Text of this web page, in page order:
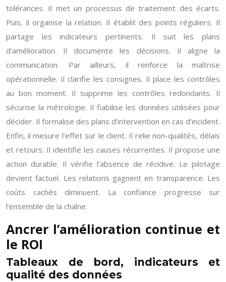
tolérances. Il met un processus de traitement des écarts.
Puis, il organise la relation. Il établit des points réguliers. Il
partage les indicateurs pertinents. Il suit les plans
d’amélioration. Il documente les décisions. Il aligne la
communication. Par ailleurs, il renforce la maîtrise
opérationnelle. Il clarifie les consignes. Il place les contrôles
au bon moment. Il supprime les contrôles redondants. Il
sécurise la métrologie. Il fiabilise les données utilisées pour
décider. Il formalise des plans d’intervention en cas d’incident.
Enfin, il mesure l’effet sur le client. Il relie non-qualités, délais
et retours. Il identifie les causes récurrentes. Il propose une
action durable. Il vérifie l’absence de récidive. Le pilotage
devient factuel. Les relations gagnent en transparence. Les
coûts cachés diminuent. La confiance progresse sur
l’ensemble de la chaîne.
Ancrer l’amélioration continue et
le ROI
Tableaux de bord, indicateurs et
qualité des données